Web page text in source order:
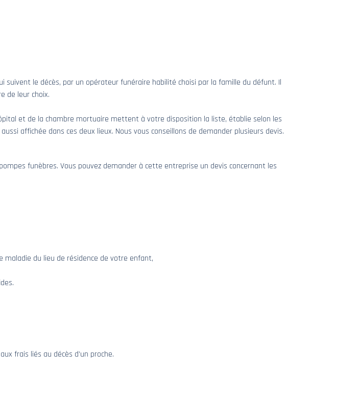
suivent le décès, par un opérateur funéraire habilité choisi par la famille du défunt. Il
de leur choix.
et de la chambre mortuaire mettent à votre disposition la liste, établie selon les
affichée dans ces deux lieux. Nous vous conseillons de demander plusieurs devis.
funèbres. Vous pouvez demander à cette entreprise un devis concernant les
maladie du lieu de résidence de votre enfant,
frais liés au décès d’un proche.